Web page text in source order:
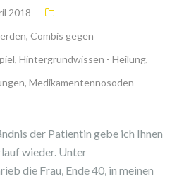
2018
, Combis gegen
, Hintergrundwissen - Heilung,
, Medikamentennosoden
der Patientin gebe ich Ihnen
wieder. Unter
die Frau, Ende 40, in meinen